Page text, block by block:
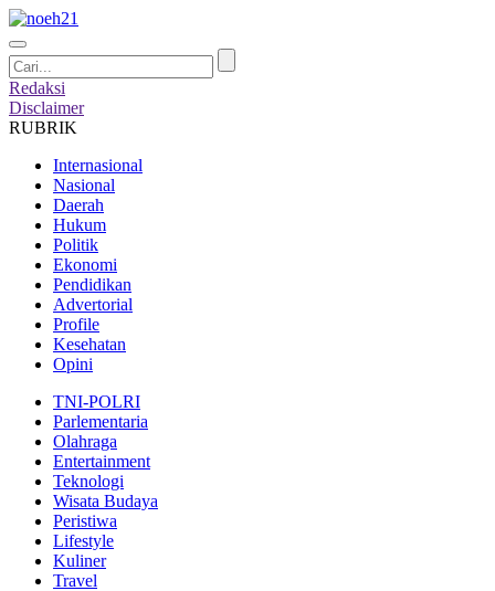
Redaksi
Disclaimer
RUBRIK
Internasional
Nasional
Daerah
Hukum
Politik
Ekonomi
Pendidikan
Advertorial
Profile
Kesehatan
Opini
TNI-POLRI
Parlementaria
Olahraga
Entertainment
Teknologi
Wisata Budaya
Peristiwa
Lifestyle
Kuliner
Travel